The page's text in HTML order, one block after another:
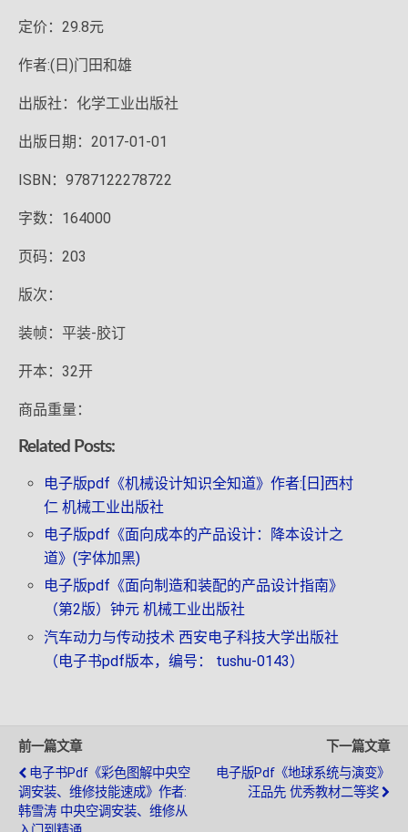
定价：29.8元
作者:(日)门田和雄
出版社：化学工业出版社
出版日期：2017-01-01
ISBN：9787122278722
字数：164000
页码：203
版次：
装帧：平装-胶订
开本：32开
商品重量：
Related Posts:
电子版pdf《机械设计知识全知道》作者:[日]西村
仁 机械工业出版社
电子版pdf《面向成本的产品设计：降本设计之
道》(字体加黑)
电子版pdf《面向制造和装配的产品设计指南》
（第2版）钟元 机械工业出版社
汽车动力与传动技术 西安电子科技大学出版社
（电子书pdf版本，编号： tushu-0143）
前一篇文章
电子书pdf《彩色图解中央空
调安装、维修技能速成》作者:
韩雪涛 中央空调安装、维修从
下一篇文章
电子版pdf《地球系统与演变》
汪品先 优秀教材二等奖